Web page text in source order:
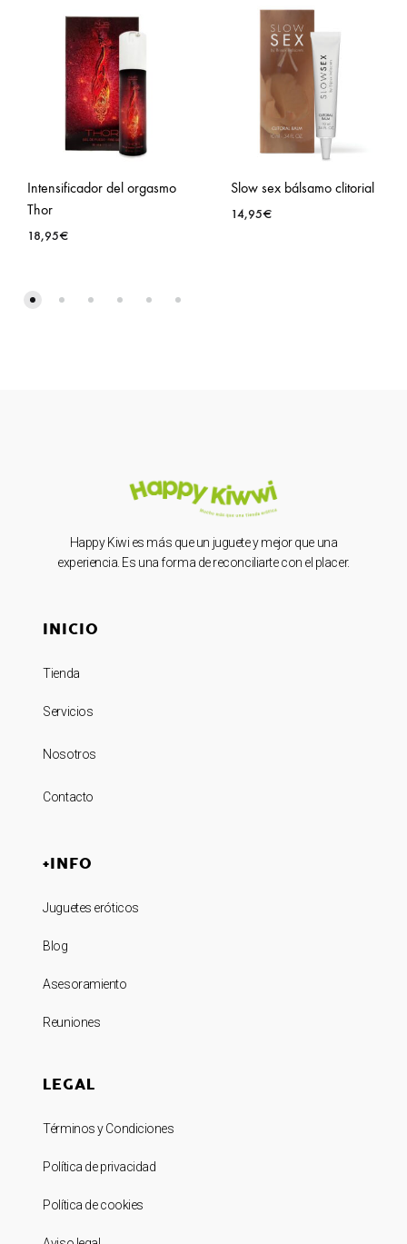
Intensificador del orgasmo
Thor
18,95€
Slow sex bálsamo clitorial
14,95€
Happy Kiwi es más que un juguete y mejor que una
experiencia. Es una forma de reconciliarte con el placer.
INICIO
Tienda
Servicios
Nosotros
Contacto
+INFO
Juguetes eróticos
Blog
Asesoramiento
Reuniones
LEGAL
Términos y Condiciones
Política de privacidad
Política de cookies